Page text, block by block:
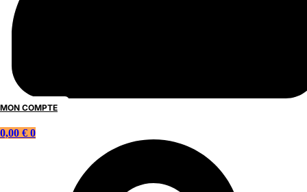
MON COMPTE
0,00 € 0